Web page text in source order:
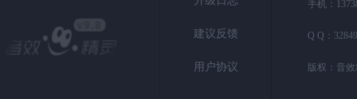
建议反馈
用户协议
手机：
Q Q：
版权：音